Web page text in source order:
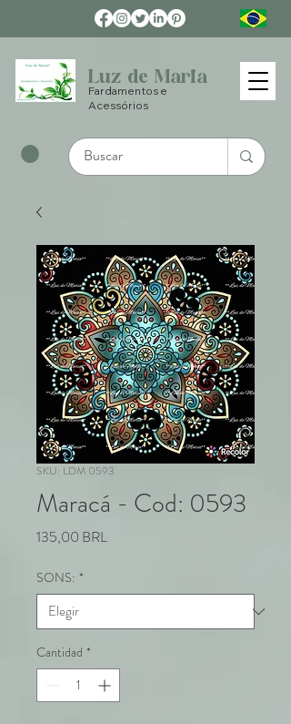
Luz de Maria
Fardamentos e
Acessórios
SKU: LDM 0593
Maracá - Cod: 0593
135,00 BRLPrecio
SONS: *
Cantidad *